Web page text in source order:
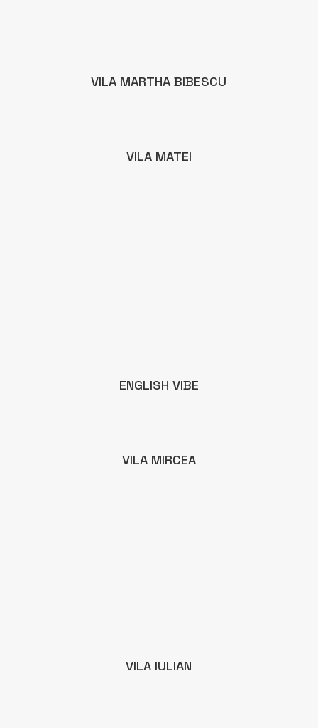
VILA MARTHA BIBESCU
VILA MATEI
ENGLISH VIBE
VILA MIRCEA
VILA IULIAN